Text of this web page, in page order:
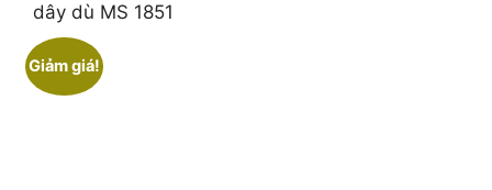
dây dù MS 1851
Giảm giá!